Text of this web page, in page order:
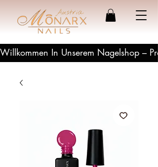
Willkommen In Unserem Nagelshop –